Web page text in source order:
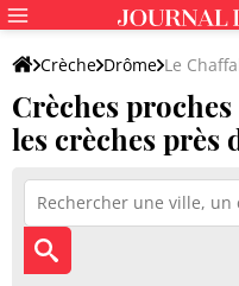
Crèche Drôme Le
Crèches
les crèches près